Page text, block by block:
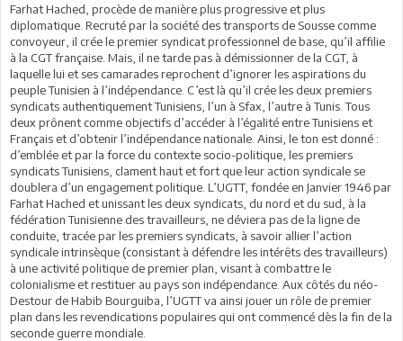
Farhat Hached, procède de manière plus progressive et plus
diplomatique. Recruté par la société des transports de Sousse comme
convoyeur, il crée le premier syndicat professionnel de base, qu’il affilie
à la CGT française. Mais, il ne tarde pas à démissionner de la CGT, à
laquelle lui et ses camarades reprochent d’ignorer les aspirations du
peuple Tunisien à l’indépendance. C’est là qu’il crée les deux premiers
syndicats authentiquement Tunisiens, l’un à Sfax, l’autre à Tunis. Tous
deux prônent comme objectifs d’accéder à l’égalité entre Tunisiens et
Français et d’obtenir l’indépendance nationale. Ainsi, le ton est donné :
d’emblée et par la force du contexte socio-politique, les premiers
syndicats Tunisiens, clament haut et fort que leur action syndicale se
doublera d’un engagement politique. L’UGTT, fondée en Janvier 1946 par
Farhat Hached et unissant les deux syndicats, du nord et du sud, à la
fédération Tunisienne des travailleurs, ne déviera pas de la ligne de
conduite, tracée par les premiers syndicats, à savoir allier l’action
syndicale intrinsèque (consistant à défendre les intérêts des travailleurs)
à une activité politique de premier plan, visant à combattre le
colonialisme et restituer au pays son indépendance. Aux côtés du néo-
Destour de Habib Bourguiba, l’UGTT va ainsi jouer un rôle de premier
plan dans les revendications populaires qui ont commencé dès la fin de la
seconde guerre mondiale.